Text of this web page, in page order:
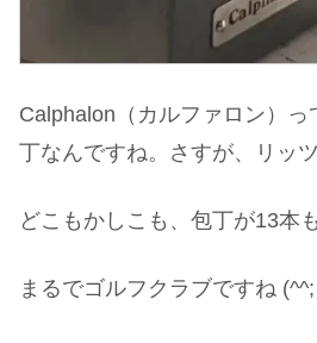
Calphalon（カルファロン）
丁なんですね。さすが、リッ
どこもかしこも、包丁が13本
まるでゴルフクラブですね (^^;